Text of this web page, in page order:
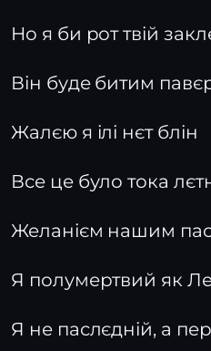
Но я би рот твій
Він буде битим
Жалєю я ілі нєт блін
Все це було тока
Желанієм нашим
Я полумертвий як
Я не паслєдній, а